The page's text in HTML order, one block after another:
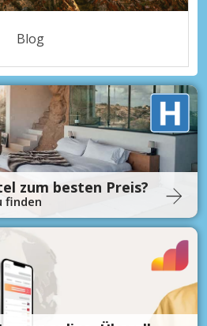
Blog
zum besten Preis?
finden